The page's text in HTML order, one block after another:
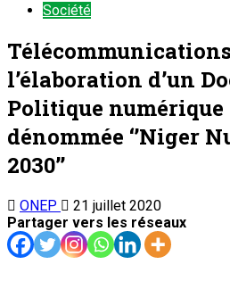
Société
l’élaboration d’un
Politique
dénommée ‘’Niger
2030’’
ONEP
21 juillet 2020
Partager vers les réseaux